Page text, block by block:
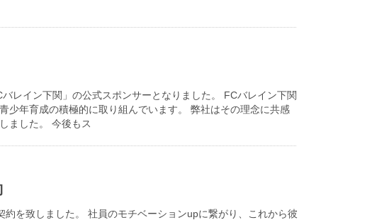
レイン下関」の公式スポンサーとなりました。 FCバレイン下関
少年育成の積極的に取り組んでいます。 弊社はその理念に共感
ました。 今後もス
を致しました。 社員のモチベーションupに繋がり、これから彼